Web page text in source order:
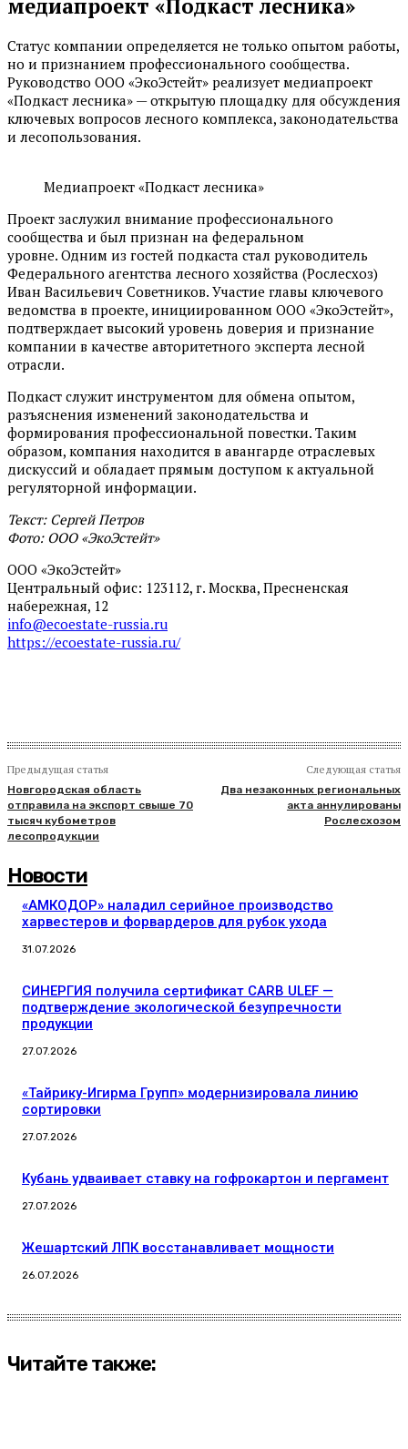
медиапроект «Подкаст лесника»
Статус компании определяется не только опытом работы,
но и признанием профессионального сообщества.
Руководство ООО «ЭкоЭстейт» реализует медиапроект
«Подкаст лесника» — открытую площадку для обсуждения
ключевых вопросов лесного комплекса, законодательства
и лесопользования.
Медиапроект «Подкаст лесника»
Проект заслужил внимание профессионального
сообщества и был признан на федеральном
уровне. Одним из гостей подкаста стал руководитель
Федерального агентства лесного хозяйства (Рослесхоз)
Иван Васильевич Советников. Участие главы ключевого
ведомства в проекте, инициированном ООО «ЭкоЭстейт»,
подтверждает высокий уровень доверия и признание
компании в качестве авторитетного эксперта лесной
отрасли.
Подкаст служит инструментом для обмена опытом,
разъяснения изменений законодательства и
формирования профессиональной повестки. Таким
образом, компания находится в авангарде отраслевых
дискуссий и обладает прямым доступом к актуальной
регуляторной информации.
Текст: Сергей Петров
Фото: ООО «ЭкоЭстейт»
ООО «ЭкоЭстейт»
Центральный офис: 123112, г. Москва, Пресненская
набережная, 12
info@ecoestate-russia.ru
https://ecoestate-russia.ru/
Предыдущая статья
Новгородская область
отправила на экспорт свыше 70
тысяч кубометров
лесопродукции
Следующая статья
Два незаконных региональных
акта аннулированы
Рослесхозом
Новости
«АМКОДОР» наладил серийное производство
харвестеров и форвардеров для рубок ухода
31.07.2026
СИНЕРГИЯ получила сертификат CARB ULEF —
подтверждение экологической безупречности
продукции
27.07.2026
«Тайрику-Игирма Групп» модернизировала линию
сортировки
27.07.2026
Кубань удваивает ставку на гофрокартон и пергамент
27.07.2026
Жешартский ЛПК восстанавливает мощности
26.07.2026
Читайте также: